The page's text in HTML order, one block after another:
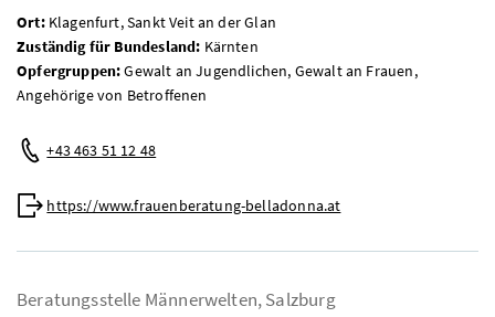
Ort:Klagenfurt, Sankt Veit an der Glan
Zuständig für Bundesland: Kärnten
Opfergruppen:Gewalt an Jugendlichen, Gewalt an Frauen,
Angehörige von Betroffenen
Telefon:
+43 463 51 12 48
Web:
https://www.frauenberatung-belladonna.at
Beratungsstelle Männerwelten, Salzburg